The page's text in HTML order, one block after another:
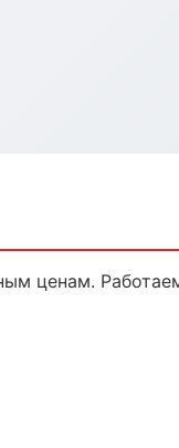
ценам.